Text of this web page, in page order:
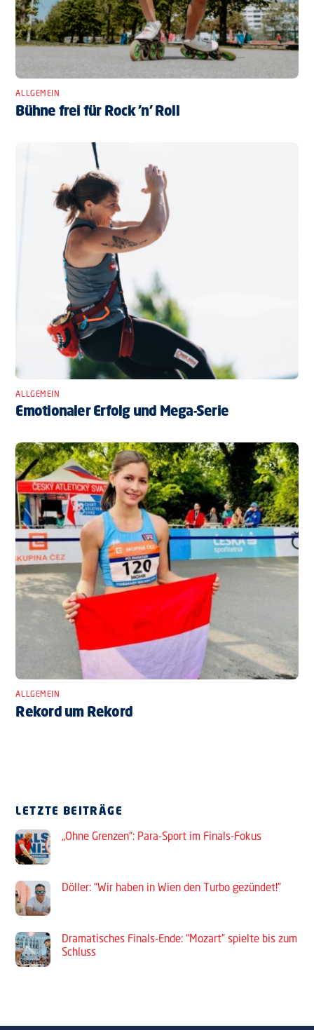
ALLGEMEIN
Bühne frei für Rock ’n’ Roll
ALLGEMEIN
Emotionaler Erfolg und Mega-Serie
ALLGEMEIN
Rekord um Rekord
LETZTE BEITRÄGE
„Ohne Grenzen“: Para-Sport im Finals-Fokus
Döller: “Wir haben in Wien den Turbo gezündet!”
Dramatisches Finals-Ende: “Mozart” spielte bis zum
Schluss